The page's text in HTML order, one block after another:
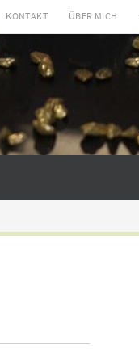
KONTAKT ÜBER MICH